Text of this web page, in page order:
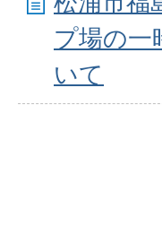
プ場の一
いて